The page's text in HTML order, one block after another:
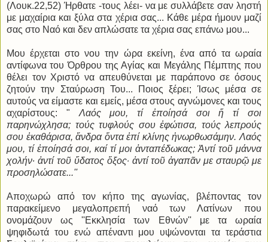
(Λουκ.22,52) Ήρθατε -τους λέει- να με συλλάβετε σαν ληστή
με μαχαίρια και ξύλα στα χέρια σας... Κάθε μέρα ήμουν μαζί
σας στο Ναό και δεν απλώσατε τα χέρια σας επάνω μου...
Μου έρχεται στο νου την ώρα εκείνη, ένα από τα ωραία
αντίφωνα του Όρθρου της Αγίας και Μεγάλης Πέμπτης που
θέλει τον Χριστό να απευθύνεται με παράπονο σε όσους
ζητούν την Σταύρωση Του... Ποιος ξέρει; Ίσως μέσα σε
αυτούς να είμαστε και εμείς, μέσα στους αγνώμονες και τους
αχαρίστους: "Λαός μου, τί ἐποίησά σοι ἤ τί σοι
παρηνώχλησα; τούς τυφλούς σου ἐφώτισα, τούς λεπρούς
σου ἐκαθάρισα, ἄνδρα ὄντα ἐπί κλίνης ἠνωρθωσάμην. Λαός
μου, τί ἐποίησά σοι, καί τί μοι ἀνταπέδωκας; Ἀντί τοῦ μάννα
χολήν∙ ἀντί τοῦ ὕδατος ὄξος· ἀντί τοῦ ἀγαπᾶν με σταυρῷ με
προσηλώσατε...''
Αποχωρώ από τον κήπο της αγωνίας, βλέποντας τον
παρακείμενο μεγαλοπρεπή ναό των Λατίνων που
ονομάζουν ως ''Εκκλησία των Εθνών'' με τα ωραία
ψηφιδωτά του ενώ απέναντι μου υψώνονται τα τεράστια